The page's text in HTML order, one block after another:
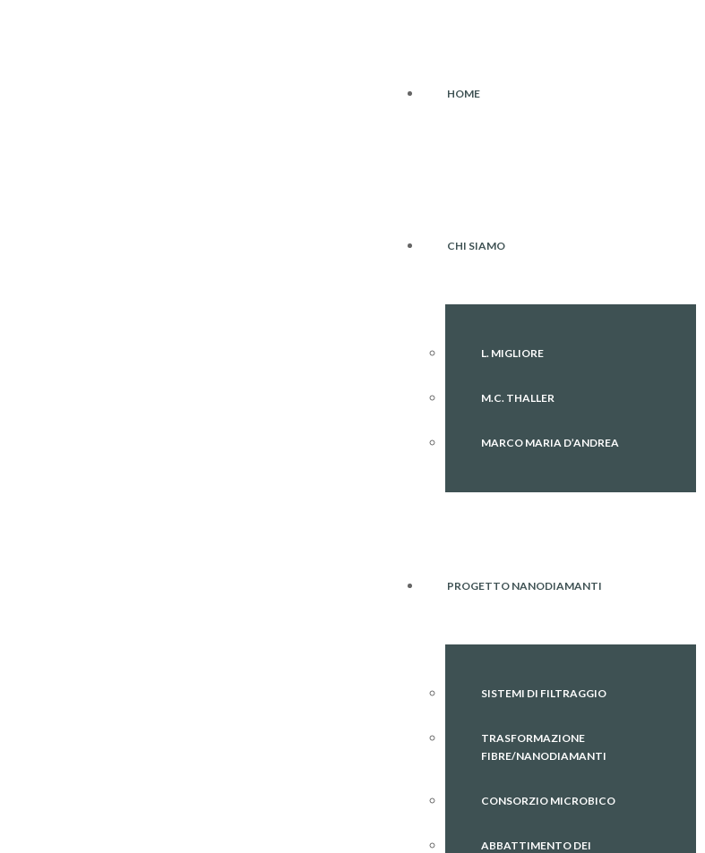
HOME
CHI SIAMO
L. MIGLIORE
M.C. THALLER
MARCO MARIA D’ANDREA
PROGETTO NANODIAMANTI
SISTEMI DI FILTRAGGIO
TRASFORMAZIONE
FIBRE/NANODIAMANTI
CONSORZIO MICROBICO
ABBATTIMENTO DEI